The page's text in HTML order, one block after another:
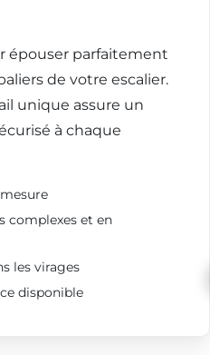
épouser parfaitement
de votre escalier.
unique assure un
à chaque
complexes et en
les virages
disponible